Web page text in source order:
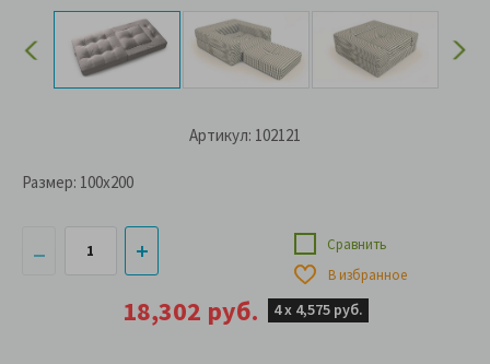
Артикул: 102121
18,302 руб. 4 х 4,575 руб.
Сравнить
В избранное
Размер: 100x200